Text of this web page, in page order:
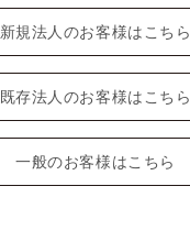
新規法人のお客様はこちら
既存法人のお客様はこちら
一般のお客様はこちら